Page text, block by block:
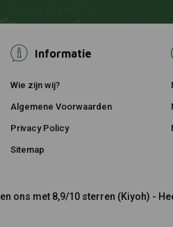
Informatie
Wie zijn wij?
Algemene Voorwaarden
Privacy Policy
Sitemap
ons met 8,9/10 sterren (Kiyoh) -